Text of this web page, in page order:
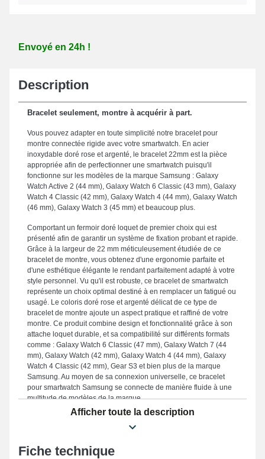
Envoyé en 24h !
Description
Bracelet seulement, montre à acquérir à part.
Vous pouvez adapter en toute simplicité notre bracelet pour
montre connectée rigide avec votre smartwatch. En acier
inoxydable doré rose et argenté, le bracelet 22mm est la pièce
appropriée afin de perfectionner une smartwatch puisqu'il
fonctionne sur les modèles de la marque Samsung : Galaxy
Watch Active 2 (44 mm), Galaxy Watch 6 Classic (43 mm), Galaxy
Watch 4 Classic (42 mm), Galaxy Watch 4 (44 mm), Galaxy Watch
(46 mm), Galaxy Watch 3 (45 mm) et beaucoup plus.
Comportant un fermoir doré loquet de premier choix qui est
présenté afin de garantir un système de fixation probant et rapide.
Grâce à la largeur de 22 mm méticuleusement étudiée de ce
bracelet de montre, vous obtenez d'une ergonomie parfaite et
d'une esthétique élégante le rendant parfaitement adapté à votre
style personnel. Vu qu'il est robuste, ce bracelet de smartwatch
représente un choix optimal destiné à en remplacer un fatigué ou
usagé. Le coloris doré rose et argenté délicat de ce type de
bracelet de montre ajoute un aspect pratique et raffiné de votre
montre. Ce produit combine design et fonctionnalité grâce à son
attache loquet durable, et sa compatibilité sur différents formats
comme : Galaxy Watch 6 Classic (47 mm), Galaxy Watch 7 (44
mm), Galaxy Watch (42 mm), Galaxy Watch 4 (44 mm), Galaxy
Watch 4 Classic (42 mm), Gear S3 et bien plus de la marque
Samsung. Au moyen de sa connexion universelle, ce bracelet
pour smartwatch Samsung se connecte de manière fluide à une
multitude de modèles de la marque.
Afficher toute la description
Fiche technique